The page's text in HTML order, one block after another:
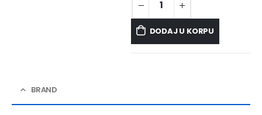
DODAJ U KORPU
BRAND